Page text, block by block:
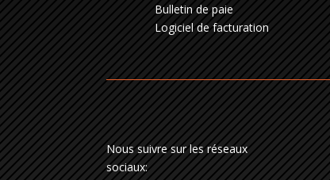
Bulletin de paie
Logiciel de facturation
Nous suivre sur les réseaux
sociaux: